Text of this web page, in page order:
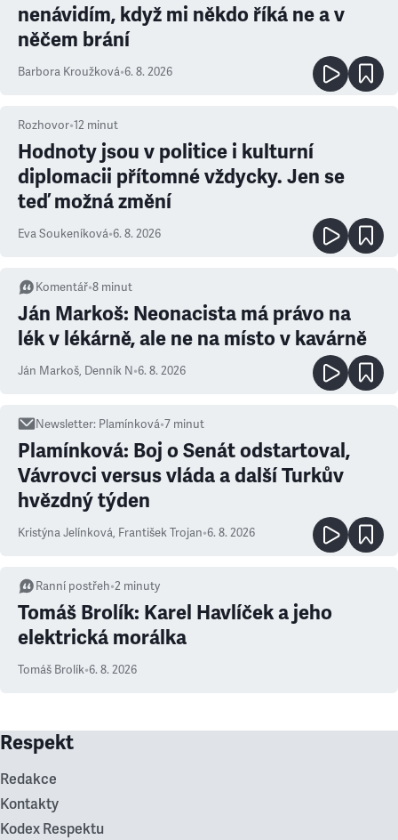
nenávidím, když mi někdo říká ne a v
něčem brání
Barbora Kroužková•6. 8. 2026
Rozhovor•12 minut
Hodnoty jsou v politice i kulturní
diplomacii přítomné vždycky. Jen se
teď možná změní
Eva Soukeníková•6. 8. 2026
Komentář•8 minut
Ján Markoš: Neonacista má právo na
lék v lékárně, ale ne na místo v kavárně
Ján Markoš, Denník N•6. 8. 2026
Newsletter: Plamínková•7 minut
Plamínková: Boj o Senát odstartoval,
Vávrovci versus vláda a další Turkův
hvězdný týden
Kristýna Jelínková, František Trojan•6. 8. 2026
Ranní postřeh•2 minuty
Tomáš Brolík: Karel Havlíček a jeho
elektrická morálka
Tomáš Brolík•6. 8. 2026
Respekt
Redakce
Kontakty
Kodex Respektu